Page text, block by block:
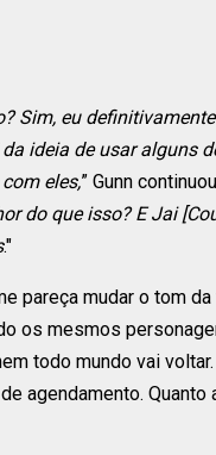
Sim, eu
da ideia de usar alguns
eles,” Gunn
do que isso? E Jai
."
pareça mudar o tom
os mesmos
todo mundo vai
agendamento. Quanto